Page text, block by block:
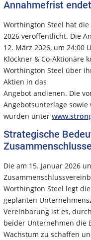
Annahmefrist
Worthington Steel hat
2026 veröffentlicht. Die
12. März 2026, um 24:00
Klöckner & Co-Aktionäre
Worthington Steel über
Aktien in das
Angebot andienen. Die
Angebotsunterlage
wurden unter
Strategische
Die am 15. Januar 2026
Worthington Steel legt
geplanten
Vereinbarung ist es,
beider Unternehmen die
Wachstum zu schaffen